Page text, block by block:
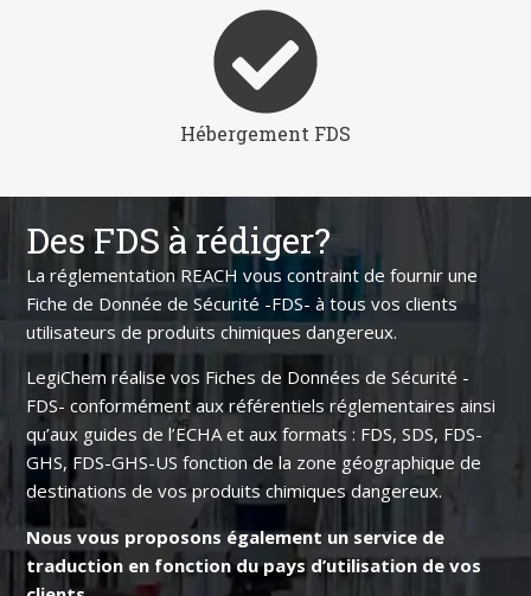
Hébergement FDS
Des FDS à rédiger?
La réglementation REACH vous contraint de fournir une
Fiche de Donnée de Sécurité -FDS- à tous vos clients
utilisateurs de produits chimiques dangereux.
LegiChem réalise vos Fiches de Données de Sécurité -
FDS- conformément aux référentiels réglementaires ainsi
qu’aux guides de l’ECHA et aux formats : FDS, SDS, FDS-
GHS, FDS-GHS-US fonction de la zone géographique de
destinations de vos produits chimiques dangereux.
Nous vous proposons également un service de
traduction en fonction du pays d’utilisation de vos